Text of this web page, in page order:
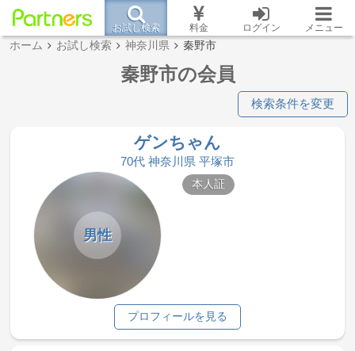
お試し検索 料金 ログイン メニュー
ホーム お試し検索 神奈川県 秦野市
秦野市の会員
検索条件を変更
ゲンちゃん
70代 神奈川県 平塚市
男性
本人証
プロフィールを見る